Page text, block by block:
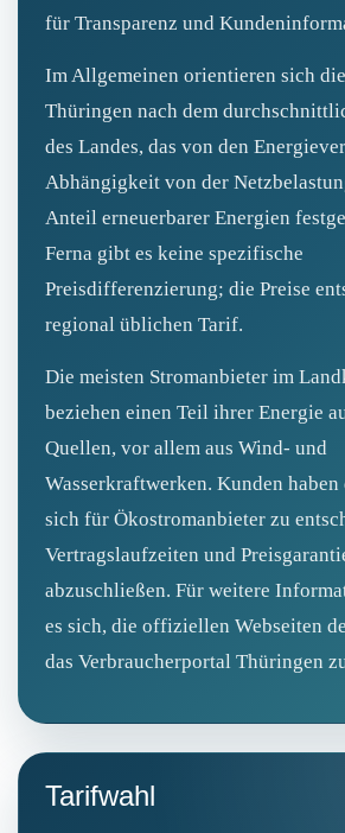
für Transparenz und
Im Allgemeinen orientieren sich
Thüringen nach dem
des Landes, das von den
Abhängigkeit von der
Anteil erneuerbarer Energien
Ferna gibt es keine spezifische
Preisdifferenzierung; die Preise
regional üblichen Tarif.
Die meisten Stromanbieter im
beziehen einen Teil ihrer Energie
Quellen, vor allem aus Wind- und
Wasserkraftwerken. Kunden
sich für Ökostromanbieter zu
Vertragslaufzeiten und
abzuschließen. Für weitere
es sich, die offiziellen Webseiten
das Verbraucherportal Thüringen
Tarifwahl